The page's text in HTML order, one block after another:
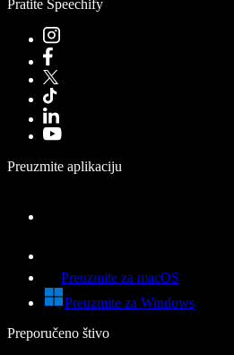
Pratite Speechify
Preuzmite aplikaciju
Preuzmite za macOS
Preuzmite za Windows
Preporučeno štivo